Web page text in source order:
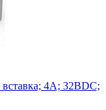
4А; 32ВDC;